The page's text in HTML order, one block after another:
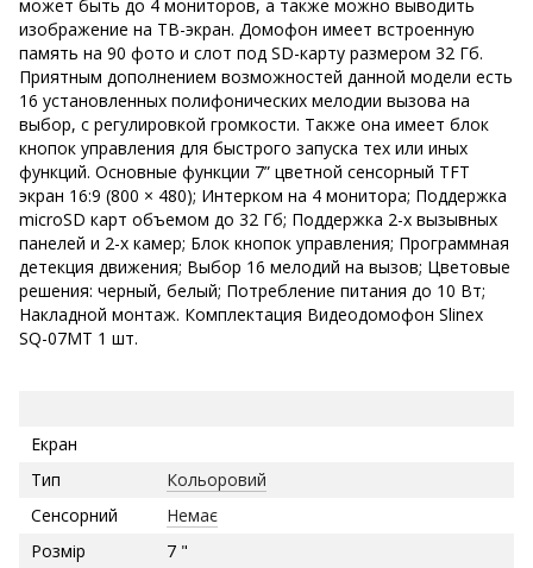
может быть до 4 мониторов, а также можно выводить
изображение на ТВ-экран. Домофон имеет встроенную
память на 90 фото и слот под SD-карту размером 32 Гб.
Приятным дополнением возможностей данной модели есть
16 установленных полифонических мелодии вызова на
выбор, с регулировкой громкости. Также она имеет блок
кнопок управления для быстрого запуска тех или иных
функций. Основные функции 7” цветной сенсорный TFT
экран 16:9 (800 × 480); Интерком на 4 монитора; Поддержка
microSD карт объемом до 32 Гб; Поддержка 2-х вызывных
панелей и 2-х камер; Блок кнопок управления; Программная
детекция движения; Выбор 16 мелодий на вызов; Цветовые
решения: черный, белый; Потребление питания до 10 Вт;
Накладной монтаж. Комплектация Видеодомофон Slinex
SQ-07MТ 1 шт.
Екран
Тип
Кольоровий
Сенсорний
Немає
Розмір
7 "